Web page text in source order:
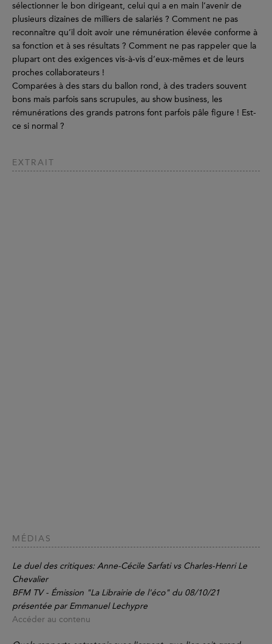
sélectionner le bon dirigeant, celui qui a en main l’avenir de
plusieurs dizaines de milliers de salariés ? Comment ne pas
reconnaître qu’il doit avoir une rémunération élevée conforme à
sa fonction et à ses résultats ? Comment ne pas rappeler que la
plupart ont des exigences vis-à-vis d’eux-mêmes et de leurs
proches collaborateurs !
Comparées à des stars du ballon rond, à des traders souvent
bons mais parfois sans scrupules, au show business, les
rémunérations des grands patrons font parfois pâle figure ! Est-
ce si normal ?
EXTRAIT
MÉDIAS
Le duel des critiques: Anne-Cécile Sarfati vs Charles-Henri Le
Chevalier
BFM TV - Émission "La Librairie de l'éco" du 08/10/21
présentée par Emmanuel Lechypre
Accéder au contenu